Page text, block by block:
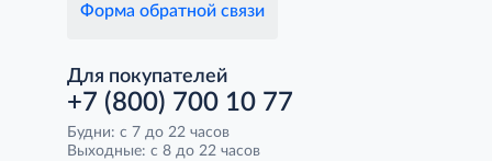
Форма обратной связи
Для покупателей
+7 (800) 700 10 77
Будни: с 7 до 22 часов
Выходные: с 8 до 22 часов